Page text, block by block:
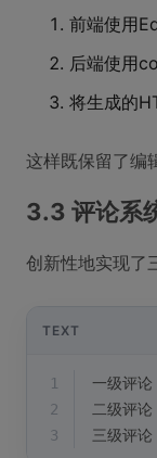
前端使用
后端使用
将生成的
这样既保留了编
3.3 评论系
创新性地实现了
TEXT
1
一级评论
2
二级评
3
三级评论